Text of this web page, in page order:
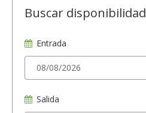
Buscar disponibilidad
Entrada
Salida